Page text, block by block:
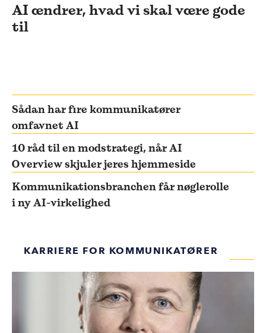
AI ændrer, hvad vi skal være gode
til
Sådan har fire kommunikatører
omfavnet AI
10 råd til en modstrategi, når AI
Overview skjuler jeres hjemmeside
Kommunikationsbranchen får nøglerolle
i ny AI-virkelighed
KARRIERE FOR KOMMUNIKATØRER